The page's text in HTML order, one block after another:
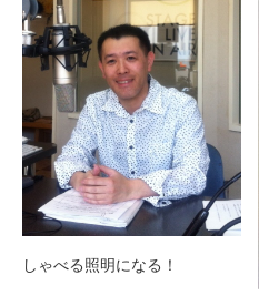
しゃべる照明になる！